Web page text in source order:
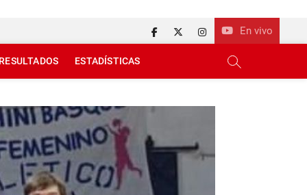
En vivo
facebook
twitterinstagram
RESULTADOS ESTADÍSTICAS